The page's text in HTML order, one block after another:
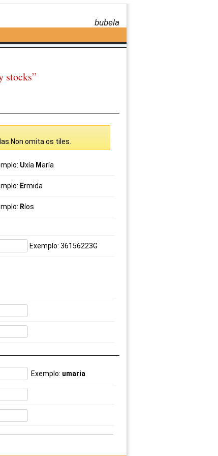
bubela
stocks”
omita os tiles.
Uxía María
Ermida
Ríos
Exemplo: 36156223G
Exemplo: umaria